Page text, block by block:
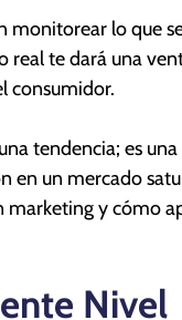
monitorear lo que
real te dará una
consumidor.
tendencia; es
en un mercado
y cómo
Nivel